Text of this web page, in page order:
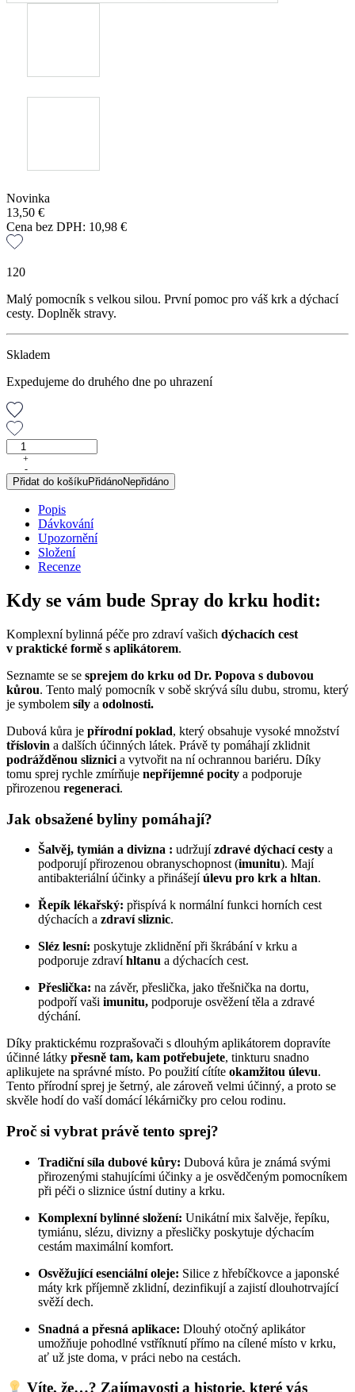
Novinka
13,50 €
Cena bez DPH: 10,98 €
120
Malý pomocník s velkou silou. První pomoc pro váš krk a dýchací
cesty. Doplněk stravy.
Skladem
Expedujeme do druhého dne po uhrazení
Spray
krku
s
dubovou
kůrou,
množství
+
-
Přidat do košíkuPřidánoNepřidáno
Popis
Dávkování
Upozornění
Složení
Recenze
Kdy se vám bude Spray do krku hodit:
Komplexní bylinná péče pro zdraví vašich dýchacích cest
v praktické formě s aplikátorem.
Seznamte se se sprejem do krku od Dr. Popova s dubovou
kůrou. Tento malý pomocník v sobě skrývá sílu dubu, stromu, který
je symbolem síly a odolnosti.
Dubová kůra je přírodní poklad, který obsahuje vysoké množství
tříslovin a dalších účinných látek. Právě ty pomáhají zklidnit
podrážděnou sliznici a vytvořit na ní ochrannou bariéru. Díky
tomu sprej rychle zmírňuje nepříjemné pocity a podporuje
přirozenou regeneraci.
Jak obsažené byliny pomáhají?
Šalvěj, tymián a divizna : udržujízdravé dýchací cesty a
podporují přirozenou obranyschopnost (imunitu). Mají
antibakteriální účinky a přinášejíúlevu pro krk a hltan.
Řepík lékařský: přispívá k normální funkci horních cest
dýchacích a zdraví sliznic.
Sléz lesní: poskytuje zklidnění při škrábání v krku a
podporuje zdravíhltanu a dýchacích cest.
Přeslička: na závěr, přeslička, jako třešnička na dortu,
podpoří vaši imunitu, podporuje osvěžení těla a zdravé
dýchání.
Díky praktickému rozprašovači s dlouhým aplikátorem dopravíte
účinné látky přesně tam, kam potřebujete, tinkturu snadno
aplikujete na správné místo. Po použití cítíte okamžitou úlevu.
Tento přírodní sprej je šetrný, ale zároveň velmi účinný, a proto se
skvěle hodí do vaší domácí lékárničky pro celou rodinu.
Proč si vybrat právě tento sprej?
Tradiční síla dubové kůry: Dubová kůra je známá svými
přirozenými stahujícími účinky a je osvědčeným pomocníkem
při péči o sliznice ústní dutiny a krku.
Komplexní bylinné složení: Unikátní mix šalvěje, řepíku,
tymiánu, slézu, divizny a přesličky poskytuje dýchacím
cestám maximální komfort.
Osvěžující esenciální oleje: Silice z hřebíčkovce a japonské
máty krk příjemně zklidní, dezinfikují a zajistí dlouhotrvající
svěží dech.
Snadná a přesná aplikace: Dlouhý otočný aplikátor
umožňuje pohodlné vstříknutí přímo na cílené místo v krku,
ať už jste doma, v práci nebo na cestách.
Víte, že…? Zajímavosti a historie, které vás